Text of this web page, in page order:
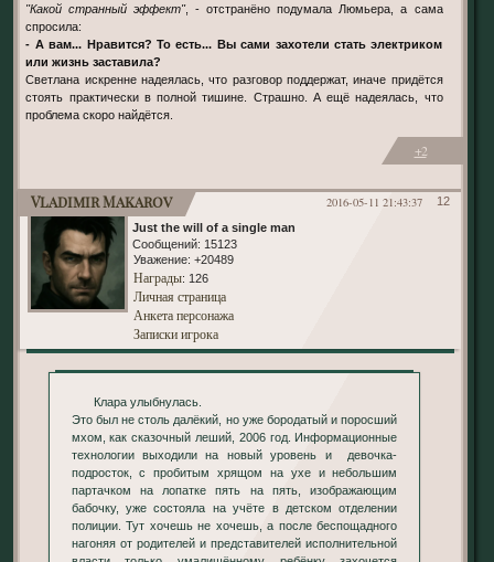
"Какой странный эффект", - отстранёно подумала Люмьера, а сама
спросила:
- А вам... Нравится? То есть... Вы сами захотели стать электриком
или жизнь заставила?
Светлана искренне надеялась, что разговор поддержат, иначе придётся
стоять практически в полной тишине. Страшно. А ещё надеялась, что
проблема скоро найдётся.
+2
12
2016-05-11 21:43:37
Vladimir Makarov
Just the will of a single man
Сообщений: 15123
Уважение: +20489
Награды: 126
Личная страница
Анкета персонажа
Записки игрока
Клара улыбнулась.
Это был не столь далёкий, но уже бородатый и поросший
мхом, как сказочный леший, 2006 год. Информационные
технологии выходили на новый уровень и девочка-
подросток, с пробитым хрящом на ухе и небольшим
партачком на лопатке пять на пять, изображающим
бабочку, уже состояла на учёте в детском отделении
полиции. Тут хочешь не хочешь, а после беспощадного
нагоняя от родителей и представителей исполнительной